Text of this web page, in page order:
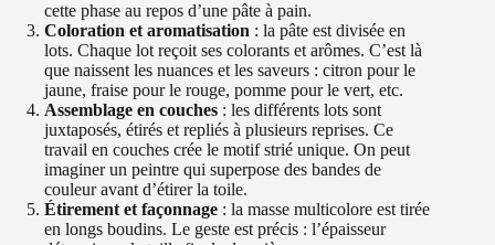
cette phase au repos d’une pâte à pain.
Coloration et aromatisation : la pâte est divisée en
lots. Chaque lot reçoit ses colorants et arômes. C’est là
que naissent les nuances et les saveurs : citron pour le
jaune, fraise pour le rouge, pomme pour le vert, etc.
Assemblage en couches : les différents lots sont
juxtaposés, étirés et repliés à plusieurs reprises. Ce
travail en couches crée le motif strié unique. On peut
imaginer un peintre qui superpose des bandes de
couleur avant d’étirer la toile.
Étirement et façonnage : la masse multicolore est tirée
en longs boudins. Le geste est précis : l’épaisseur